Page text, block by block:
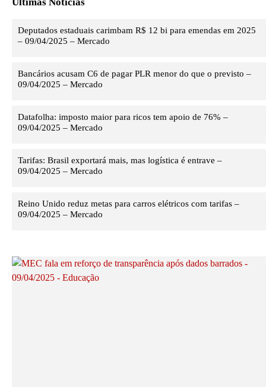
Deputados estaduais carimbam R$ 12 bi para emendas em 2025
– 09/04/2025 – Mercado
Bancários acusam C6 de pagar PLR menor do que o previsto –
09/04/2025 – Mercado
Datafolha: imposto maior para ricos tem apoio de 76% –
09/04/2025 – Mercado
Tarifas: Brasil exportará mais, mas logística é entrave –
09/04/2025 – Mercado
Reino Unido reduz metas para carros elétricos com tarifas –
09/04/2025 – Mercado